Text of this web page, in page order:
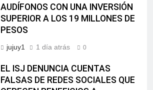
AUDÍFONOS CON UNA INVERSIÓN
SUPERIOR A LOS 19 MILLONES DE
PESOS
jujuy1 1 día atrás 0
EL ISJ DENUNCIA CUENTAS
FALSAS DE REDES SOCIALES QUE